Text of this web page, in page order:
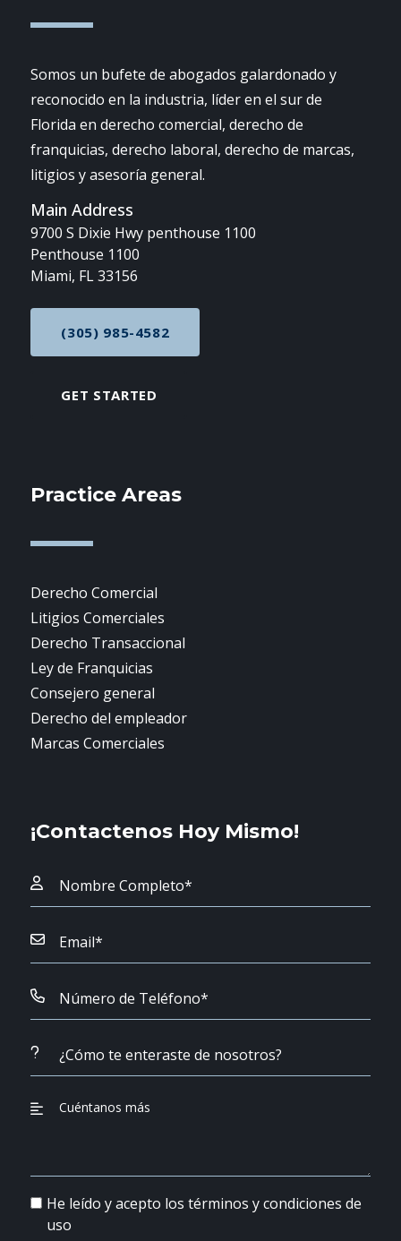
Somos un bufete de abogados galardonado y
reconocido en la industria, líder en el sur de
Florida en derecho comercial, derecho de
franquicias, derecho laboral, derecho de marcas,
litigios y asesoría general.
Main Address
9700 S Dixie Hwy penthouse 1100
Penthouse 1100
Miami, FL 33156
CALL NOW AT
(305) 985-4582
GET STARTED
Practice Areas
Derecho Comercial
Litigios Comerciales
Derecho Transaccional
Ley de Franquicias
Consejero general
Derecho del empleador
Marcas Comerciales
¡Contactenos Hoy Mismo!
He leído y acepto los términos y condiciones de
uso